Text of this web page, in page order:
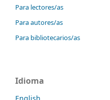
Para lectores/as
Para autores/as
Para bibliotecarios/as
Idioma